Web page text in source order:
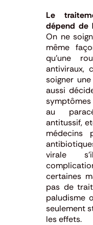
Le
dépend de
On ne
même
qu’une
antiviraux,
soigner
aussi
au
antitussif,
médecins
virale
certaines
pas de
paludisme
seulement
les effets.